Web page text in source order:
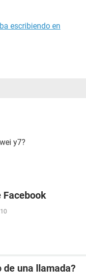
escribiendo en
y7?
de una llamada?